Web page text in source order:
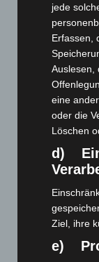
Art.-Nr.
tie, pure
smaler
Price: 5,00
jede
Erfassen,
Auslesen,
eine
oder die
Löschen
d)
Ziel, ihre
e)